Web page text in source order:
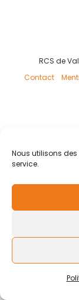
Nous utilisons
service.
RCS de
Contact